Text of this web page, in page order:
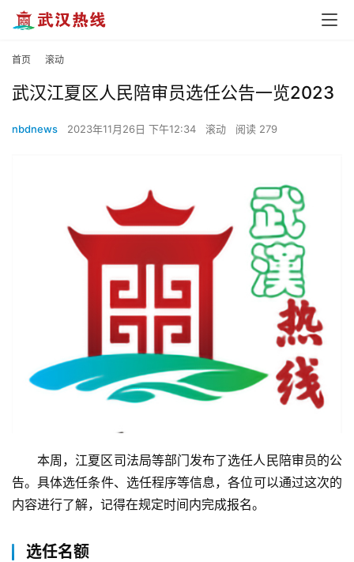
首页 滚动
武汉江夏区人民陪审员选任公告一览2023
nbdnews 2023年11月26日 下午12:34 滚动 阅读 279
本周，江夏区司法局等部门发布了选任人民陪审员的公
告。具体选任条件、选任程序等信息，各位可以通过这次的
内容进行了解，记得在规定时间内完成报名。
选任名额